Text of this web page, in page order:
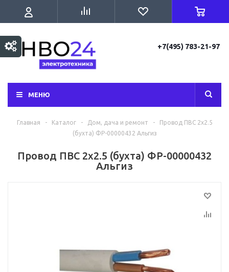
+7(495) 783-21-97
МЕНЮ
Главная - Каталог - Дом, дача и ремонт -
Провод ПВС 2х2.5
(бухта) ФР-00000432 Альгиз
Провод ПВС 2х2.5 (бухта) ФР-00000432
Альгиз